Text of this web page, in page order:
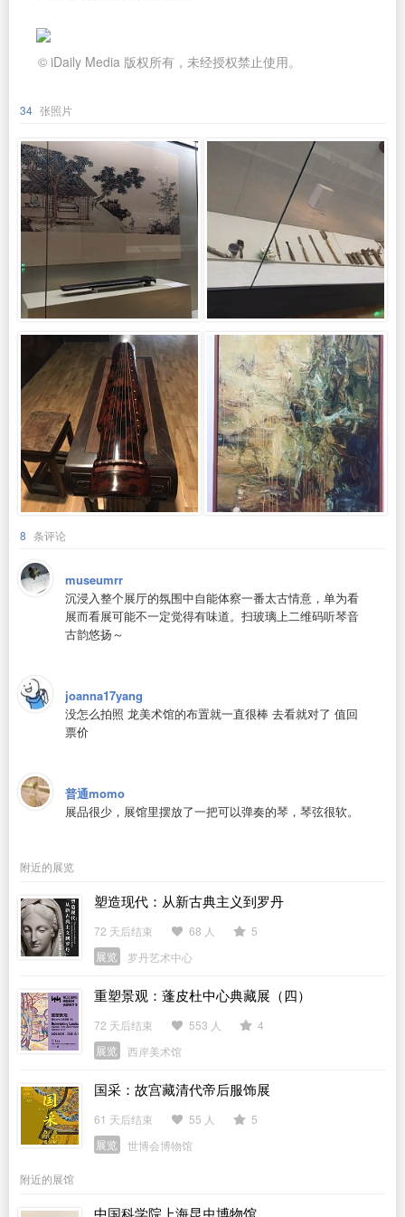
© iDaily Media 版权所有，未经授权禁止使用。
34 张照片
8 条评论
museumrr
沉浸入整个展厅的氛围中自能体察一番太古情意，单为看
展而看展可能不一定觉得有味道。扫玻璃上二维码听琴音
古韵悠扬～
joanna17yang
没怎么拍照 龙美术馆的布置就一直很棒 去看就对了 值回
票价
普通momo
展品很少，展馆里摆放了一把可以弹奏的琴，琴弦很软。
附近的展览
塑造现代：从新古典主义到罗丹
72 天后结束 68 人
5
展览
罗丹艺术中心
重塑景观：蓬皮杜中心典藏展（四）
72 天后结束 553 人
4
展览
西岸美术馆
国采：故宫藏清代帝后服饰展
61 天后结束 55 人
5
展览
世博会博物馆
附近的展馆
中国科学院上海昆虫博物馆